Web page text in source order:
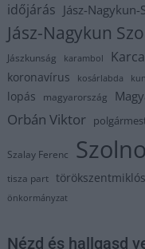
időjárás Jász-
Jász-Nagykun
Jászkunság karambol
koronavírus kosárlabda
lopás magyarország
Orbán Viktor
Szalay Ferenc
tisza part törökszentmiklós
önkormányzat
Nézd és hallgasd